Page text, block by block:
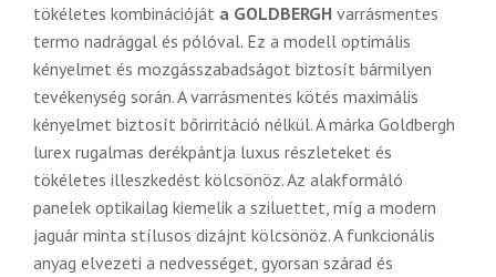
tökéletes kombinációját a GOLDBERGH varrásmentes
termo nadrággal és pólóval. Ez a modell optimális
kényelmet és mozgásszabadságot biztosít bármilyen
tevékenység során. A varrásmentes kötés maximális
kényelmet biztosít bőrirritáció nélkül. A márka Goldbergh
lurex rugalmas derékpántja luxus részleteket és
tökéletes illeszkedést kölcsönöz. Az alakformáló
panelek optikailag kiemelik a sziluettet, míg a modern
jaguár minta stílusos dizájnt kölcsönöz. A funkcionális
anyag elvezeti a nedvességet, gyorsan szárad és